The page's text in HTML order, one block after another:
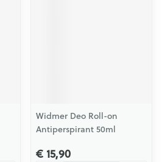
Widmer Deo Roll-on
Antiperspirant 50ml
€ 15,90